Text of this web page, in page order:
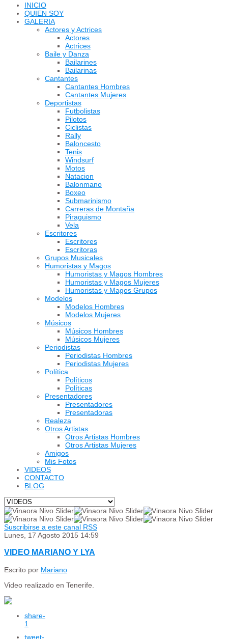
INICIO
QUIEN SOY
GALERIA
Actores y Actrices
Actores
Actrices
Baile y Danza
Bailarines
Bailarinas
Cantantes
Cantantes Hombres
Cantantes Mujeres
Deportistas
Futbolistas
Pilotos
Ciclistas
Rally
Baloncesto
Tenis
Windsurf
Motos
Natacion
Balonmano
Boxeo
Submarinismo
Carreras de Montaña
Piraguismo
Vela
Escritores
Escritores
Escritoras
Grupos Musicales
Humoristas y Magos
Humoristas y Magos Hombres
Humoristas y Magos Mujeres
Humoristas y Magos Grupos
Modelos
Modelos Hombres
Modelos Mujeres
Músicos
Músicos Hombres
Músicos Mujeres
Periodistas
Periodistas Hombres
Periodistas Mujeres
Política
Políticos
Políticas
Presentadores
Presentadores
Presentadoras
Realeza
Otros Artistas
Otros Artistas Hombres
Otros Artistas Mujeres
Amigos
Mis Fotos
VIDEOS
CONTACTO
BLOG
Suscribirse a este canal RSS
Lunes, 17 Agosto 2015 14:59
VIDEO MARIANO Y LYA
Escrito por Mariano
Video realizado en Tenerife.
share-
1
tweet-